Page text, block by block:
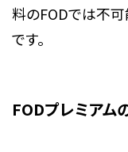
料のFODでは不可
です。
FODプレミアム